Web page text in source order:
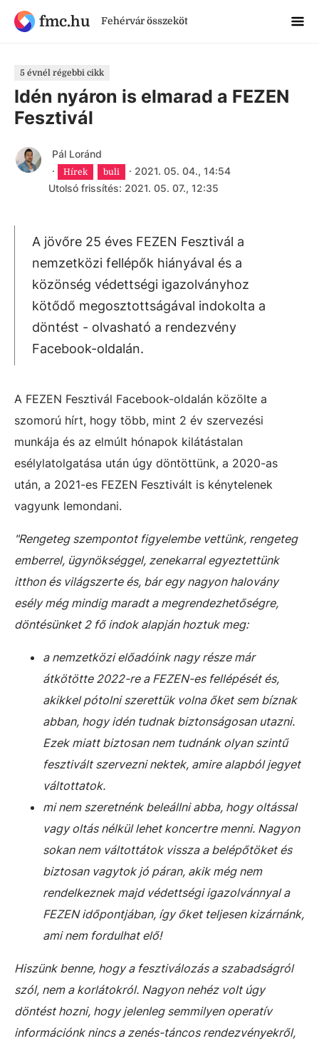
fmc.hu Fehérvár összeköt
5 évnél régebbi cikk
Idén nyáron is elmarad a FEZEN
Fesztivál
Pál Loránd
·
Hírek buli · 2021. 05. 04., 14:54
Utolsó frissítés: 2021. 05. 07., 12:35
A jövőre 25 éves FEZEN Fesztivál a
nemzetközi fellépők hiányával és a
közönség védettségi igazolványhoz
kötődő megosztottságával indokolta a
döntést - olvasható a rendezvény
Facebook-oldalán.
A FEZEN Fesztivál Facebook-oldalán közölte a
szomorú hírt, hogy több, mint 2 év szervezési
munkája és az elmúlt hónapok kilátástalan
esélylatolgatása után úgy döntöttünk, a 2020-as
után, a 2021-es FEZEN Fesztivált is kénytelenek
vagyunk lemondani.
"Rengeteg szempontot figyelembe vettünk, rengeteg
emberrel, ügynökséggel, zenekarral egyeztettünk
itthon és világszerte és, bár egy nagyon halovány
esély még mindig maradt a megrendezhetőségre,
döntésünket 2 fő indok alapján hoztuk meg:
a nemzetközi előadóink nagy része már
átkötötte 2022-re a FEZEN-es fellépését és,
akikkel pótolni szerettük volna őket sem bíznak
abban, hogy idén tudnak biztonságosan utazni.
Ezek miatt biztosan nem tudnánk olyan szintű
fesztivált szervezni nektek, amire alapból jegyet
váltottatok.
mi nem szeretnénk beleállni abba, hogy oltással
vagy oltás nélkül lehet koncertre menni. Nagyon
sokan nem váltottátok vissza a belépőtöket és
biztosan vagytok jó páran, akik még nem
rendelkeznek majd védettségi igazolvánnyal a
FEZEN időpontjában, így őket teljesen kizárnánk,
ami nem fordulhat elő!
Hiszünk benne, hogy a fesztiválozás a szabadságról
szól, nem a korlátokról. Nagyon nehéz volt úgy
döntést hozni, hogy jelenleg semmilyen operatív
információnk nincs a zenés-táncos rendezvényekről,